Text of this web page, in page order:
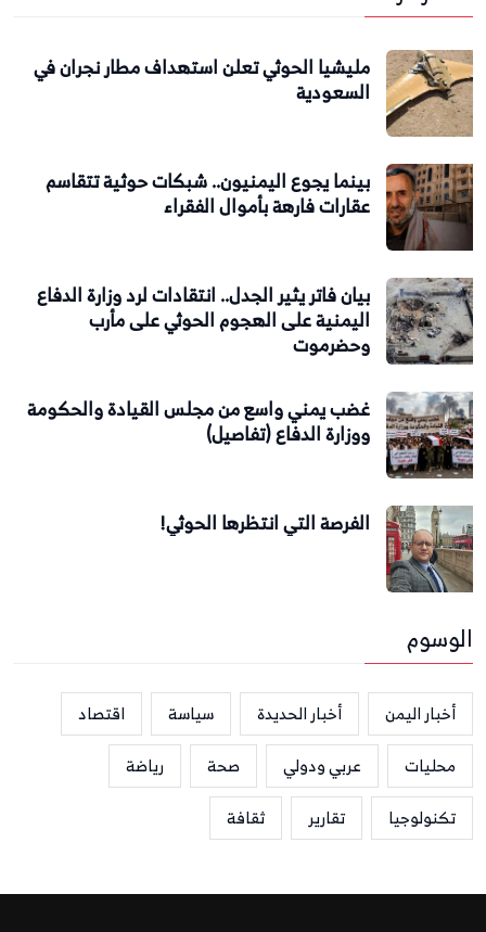
مليشيا الحوثي تعلن استهداف مطار نجران في
السعودية
بينما يجوع اليمنيون.. شبكات حوثية تتقاسم
عقارات فارهة بأموال الفقراء
بيان فاتر يثير الجدل.. انتقادات لرد وزارة الدفاع
اليمنية على الهجوم الحوثي على مأرب
وحضرموت
غضب يمني واسع من مجلس القيادة والحكومة
ووزارة الدفاع (تفاصيل)
الفرصة التي انتظرها الحوثي!
الوسوم
أخبار اليمن أخبار الحديدة سياسة
اقتصاد
محليات
عربي ودولي صحة
رياضة
تكنولوجيا
تقارير ثقافة